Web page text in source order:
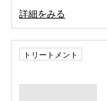
詳細をみる
トリートメント